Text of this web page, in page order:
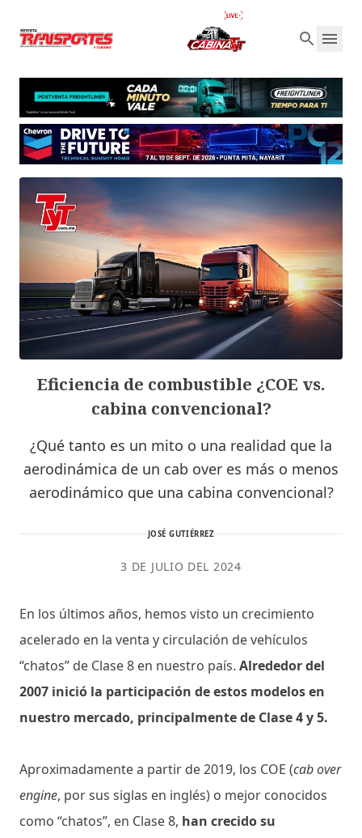
Eficiencia de combustible ¿COE vs.
cabina convencional?
¿Qué tanto es un mito o una realidad que la
aerodinámica de un cab over es más o menos
aerodinámico que una cabina convencional?
JOSÉ GUTIÉRREZ
3 DE JULIO DEL 2024
En los últimos años, hemos visto un crecimiento
acelerado en la venta y circulación de vehículos
“chatos” de Clase 8 en nuestro país. Alrededor del
2007 inició la participación de estos modelos en
nuestro mercado, principalmente de Clase 4 y 5.
Aproximadamente a partir de 2019, los COE (cab over
engine, por sus siglas en inglés) o mejor conocidos
como “chatos”, en Clase 8, han crecido su